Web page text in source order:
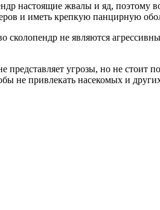
настоящие жвалы и яд,
и иметь крепкую панцирную
не являются
представляет угрозы, но не
не привлекать насекомых и